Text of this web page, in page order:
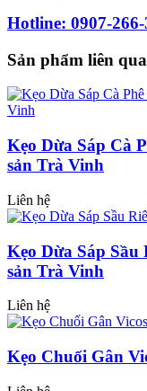
Hotline: 0907-266-
Sản phẩm liên
Kẹo Dừa Sáp Cà
sản Trà Vinh
Liên hệ
Kẹo Dừa Sáp Sầu
sản Trà Vinh
Liên hệ
Kẹo Chuối Gân